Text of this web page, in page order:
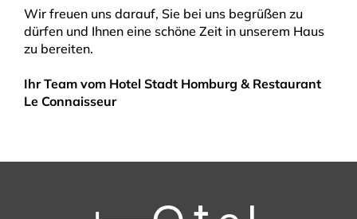
Wir freuen uns darauf, Sie bei uns begrüßen zu
dürfen und Ihnen eine schöne Zeit in unserem Haus
zu bereiten.
Ihr Team vom Hotel Stadt Homburg & Restaurant
Le Connaisseur